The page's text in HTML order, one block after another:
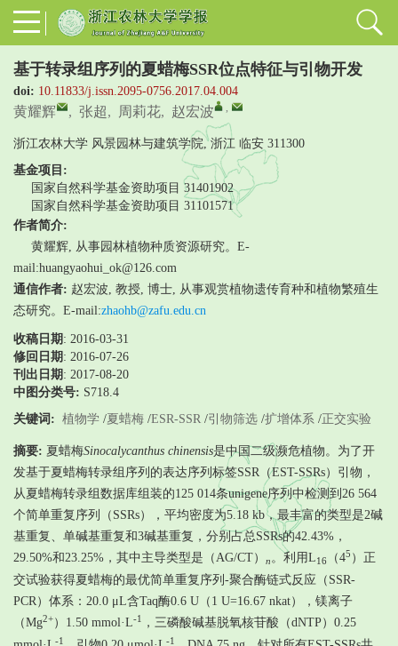
基于转录组序列的夏蜡梅SSR位点特征与引物开发
doi: 10.11833/j.issn.2095-0756.2017.04.004
黄耀辉 , 张超, 周莉花, 赵宏波 ,
浙江农林大学 风景园林与建筑学院, 浙江 临安 311300
基金项目:
国家自然科学基金资助项目 31401902
国家自然科学基金资助项目 31101571
作者简介:
黄耀辉, 从事园林植物种质资源研究。E-
mail:huangyaohui_ok@126.com
通信作者: 赵宏波, 教授, 博士, 从事观赏植物遗传育种和植物繁殖生
态研究。E-mail:zhaohb@zafu.edu.cn
收稿日期 : 2016-03-31
修回日期 : 2016-07-26
刊出日期 : 2017-08-20
中图分类号: S718.4
关键词: 植物学 /夏蜡梅 /ESR-SSR /引物筛选 /扩增体系 /正交实验
摘要: 夏蜡梅Sinocalycanthus chinensis是中国二级濒危植物。为了开
发基于夏蜡梅转录组序列的表达序列标签SSR（EST-SSRs）引物，
从夏蜡梅转录组数据库组装的125 014条unigene序列中检测到26 564
个简单重复序列（SSRs），平均密度为5.18 kb，最丰富的类型是2碱
基重复、单碱基重复和3碱基重复，分别占总SSRs的42.43%，
29.50%和23.25%，其中主导类型是（AG/CT）
n 。利用L16 （45 ）正
交试验获得夏蜡梅的最优简单重复序列-聚合酶链式反应（SSR-
PCR）体系：20.0 μL含Taq酶0.6 U（1 U=16.67 nkat），镁离子
（Mg2+）1.50 mmol·L-1
，三磷酸碱基脱氧核苷酸（dNTP）0.25
-1 -1